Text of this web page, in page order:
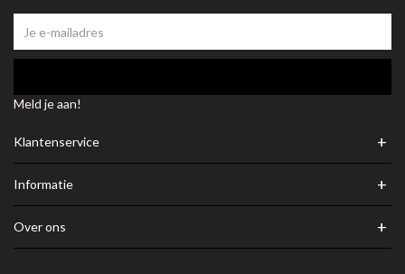
Meld je aan!
Klantenservice +
Informatie +
Over ons +